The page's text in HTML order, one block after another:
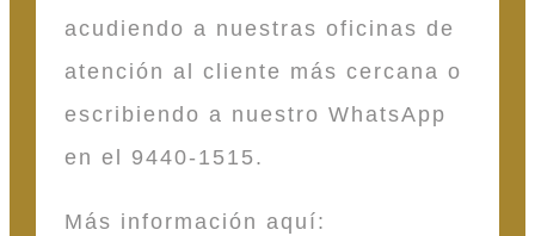
acudiendo a nuestras oficinas de
atención al cliente más cercana o
escribiendo a nuestro WhatsApp
en el 9440-1515.
Más información aquí: